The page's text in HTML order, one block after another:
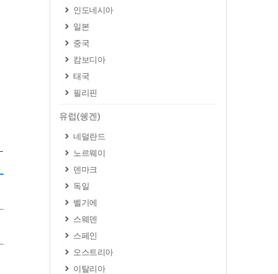
인도네시아
일본
중국
캄보디아
태국
필리핀
유럽(쉥겐)
네덜란드
노르웨이
덴마크
독일
벨기에
스웨덴
스페인
오스트리아
이탈리아